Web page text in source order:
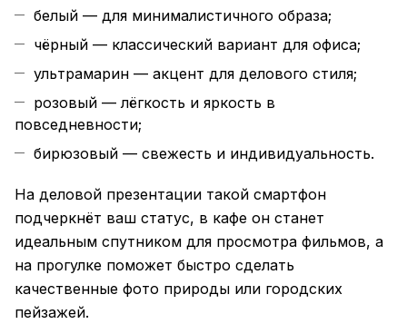
белый — для минималистичного образа;
чёрный — классический вариант для офиса;
ультрамарин — акцент для делового стиля;
розовый — лёгкость и яркость в
повседневности;
бирюзовый — свежесть и индивидуальность.
На деловой презентации такой смартфон
подчеркнёт ваш статус, в кафе он станет
идеальным спутником для просмотра фильмов, а
на прогулке поможет быстро сделать
качественные фото природы или городских
пейзажей.